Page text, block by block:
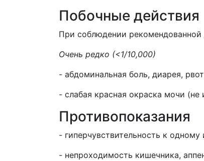
Побочные действия
При соблюдении рекомендованной
Очень редко (<1/10,000)
- абдоминальная боль, диарея,
- слабая красная окраска мочи
Противопоказания
- гиперчувствительность к
- непроходимость кишечника,